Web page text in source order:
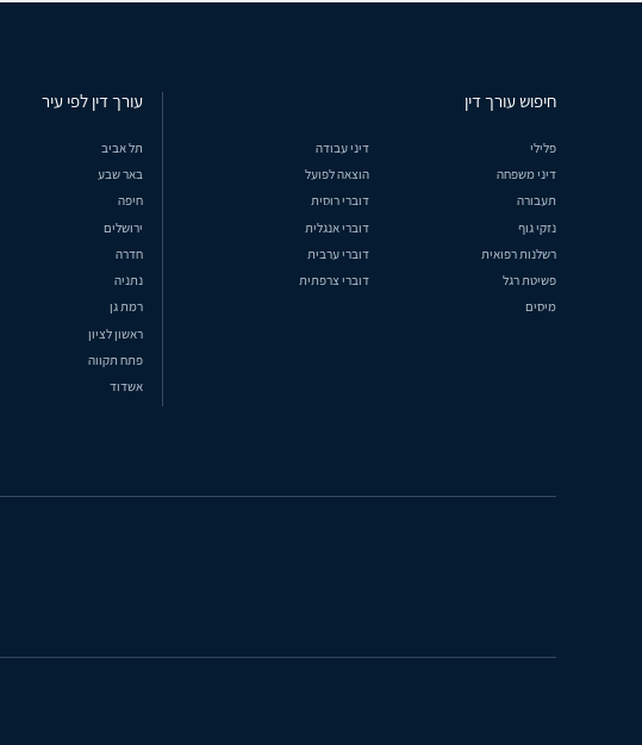
חיפוש עורך דין
פלילי
דיני עבודה
דיני משפחה
הוצאה לפועל
תעבורה
דוברי רוסית
נזקי גוף
דוברי אנגלית
רשלנות רפואית
דוברי ערבית
פשיטת רגל
דוברי צרפתית
מיסים
עורך דין לפי עיר
תל אביב
באר שבע
חיפה
ירושלים
חדרה
נתניה
רמת גן
ראשון לציון
פתח תקווה
אשדוד